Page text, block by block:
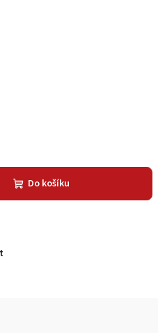
Do košíku